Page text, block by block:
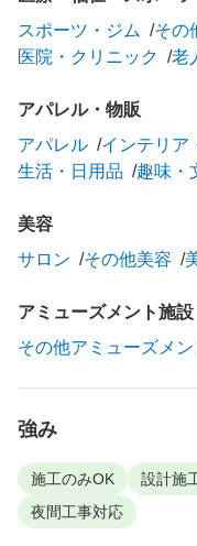
スポーツ・ジム
その
医院・クリニック
老
アパレル・物販
アパレル
インテリア
生活・日用品
趣味・
美容
サロン
その他美容
アミューズメント施設
その他アミューズメ
強み
施工のみOK 設計施
夜間工事対応